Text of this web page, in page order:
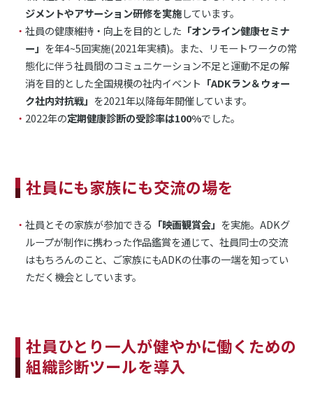
ジメントやアサーション研修を実施しています。
社員の健康維持・向上を目的とした 「オンライン健康セミナ
ー」 を年4~5回実施(2021年実績)。また、リモートワークの常
態化に伴う社員間のコミュニケーション不足と運動不足の解
消を目的とした全国規模の社内イベント 「ADKラン＆ウォー
ク社内対抗戦」 を2021年以降毎年開催しています。
2022年の定期健康診断の受診率は100%でした。
社員にも家族にも交流の場を
社員とその家族が参加できる 「映画観賞会」 を実施。ADKグ
ループが制作に携わった作品鑑賞を通じて、社員同士の交流
はもちろんのこと、ご家族にもADKの仕事の一端を知ってい
ただく機会としています。
社員ひとり一人が健やかに働くための
組織診断ツールを導入